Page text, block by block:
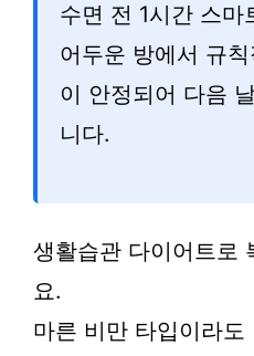
수면 전 1시간 스마
어두운 방에서 규
이 안정되어 다음
니다.
생활습관 다이어트로
요.
마른 비만 타입이라